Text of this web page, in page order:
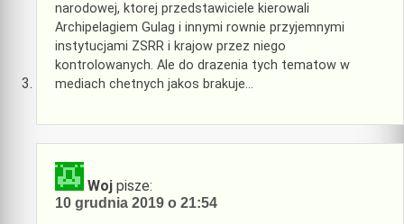
narodowej, ktorej przedstawiciele kierowali
Archipelagiem Gulag i innymi rownie przyjemnymi
instytucjami ZSRR i krajow przez niego
kontrolowanych. Ale do drazenia tych tematow w
mediach chetnych jakos brakuje…
Woj pisze:
10 grudnia 2019 o 21:54